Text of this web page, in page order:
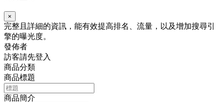
×
完整且詳細的資訊，能有效提高排名、流量，以及增加搜尋引
擎的曝光度。
發佈者
訪客請先登入
商品分類
商品標題
商品簡介